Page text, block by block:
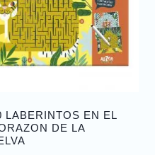
LABERINTOS EN EL
DE LA